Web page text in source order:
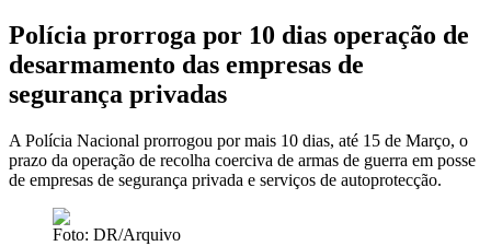
Polícia prorroga por 10 dias operação de
desarmamento das empresas de
segurança privadas
A Polícia Nacional prorrogou por mais 10 dias, até 15 de Março, o
prazo da operação de recolha coerciva de armas de guerra em posse
de empresas de segurança privada e serviços de autoprotecção.
Foto: DR/Arquivo